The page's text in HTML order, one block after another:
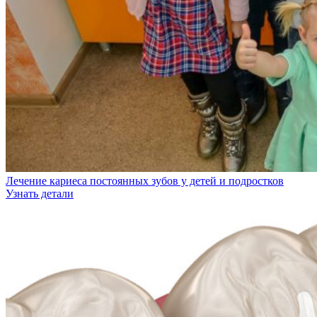
Лечение кариеса постоянных зубов у детей и подростков
Узнать детали